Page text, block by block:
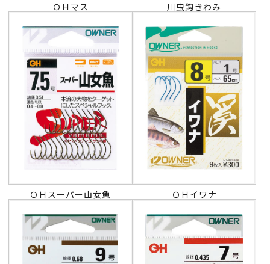
ＯＨマス 川虫鈎きわみ
ＯＨスーパー山女魚 ＯＨイワナ